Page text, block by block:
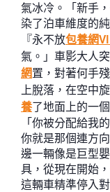
氣冰冷。「新手
染了泊車維度的
『永不放包養網
氣。」車影大人
網置，對著何手
上脫落，在空中
養了地面上的一
「你被分配給我
你就是那個連方
邊一輛像是巨型
具，從現在開始
這輛車精準停入